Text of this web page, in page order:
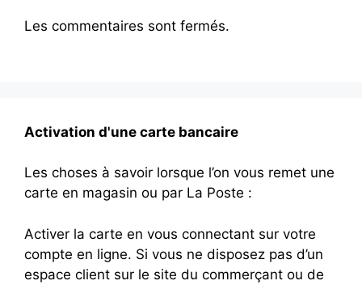
Les commentaires sont fermés.
Activation d'une carte bancaire
Les choses à savoir lorsque l’on vous remet une
carte en magasin ou par La Poste :
Activer la carte en vous connectant sur votre
compte en ligne. Si vous ne disposez pas d’un
espace client sur le site du commerçant ou de